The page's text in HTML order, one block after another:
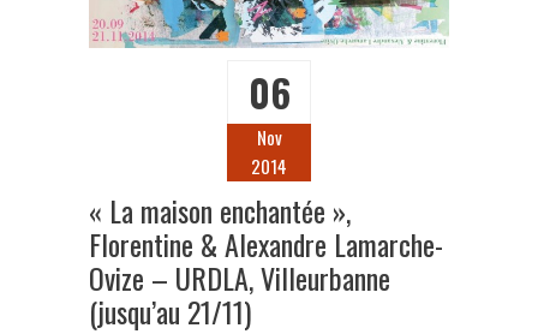
06
Nov
2014
« La maison enchantée »,
Florentine & Alexandre Lamarche-
Ovize – URDLA, Villeurbanne
(jusqu’au 21/11)